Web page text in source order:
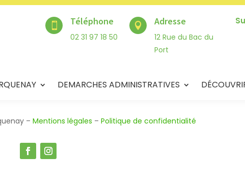
Téléphone
02 31 97 18 50
 Adresse
12 Rue du Bac du
Port
DEMARCHES ADMINISTRATIVES
– Mentions légales – Politique de confidentialité